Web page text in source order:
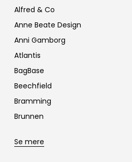
Alfred & Co
Anne Beate Design
Anni Gamborg
Atlantis
BagBase
Beechfield
Bramming
Brunnen
Se mere